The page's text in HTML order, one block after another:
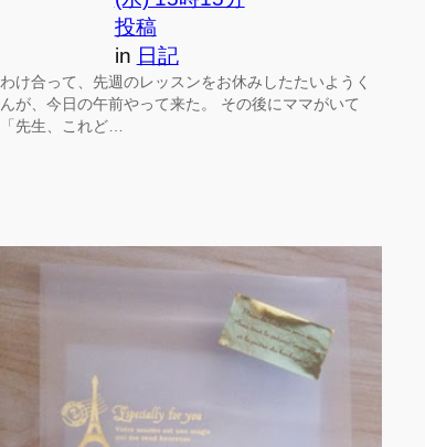
投稿
in 日記
わけ合って、先週のレッスンをお休みしたたいようく
んが、今日の午前やって来た。 その後にママがいて
「先生、これど…